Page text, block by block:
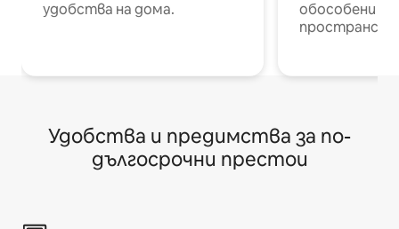
удобства на дома.
обособени
Удобства и предимства за по-
дългосрочни престои